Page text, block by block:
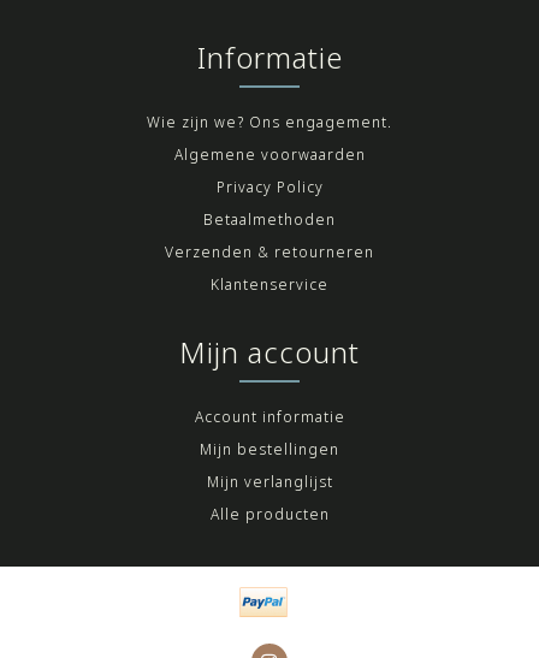
Informatie
Wie zijn we? Ons engagement.
Algemene voorwaarden
Privacy Policy
Betaalmethoden
Verzenden & retourneren
Klantenservice
Mijn account
Account informatie
Mijn bestellingen
Mijn verlanglijst
Alle producten